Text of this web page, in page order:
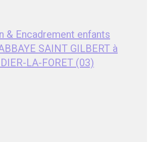
& Encadrement enfants
SAINT GILBERT à
LA-FORET (03)